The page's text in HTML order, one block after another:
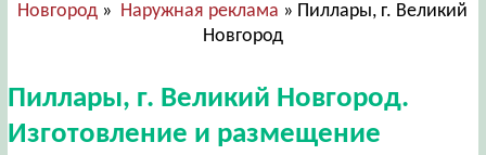
Новгород » Наружная реклама » Пиллары, г. Великий
Новгород
Пиллары, г. Великий Новгород.
Изготовление и размещение